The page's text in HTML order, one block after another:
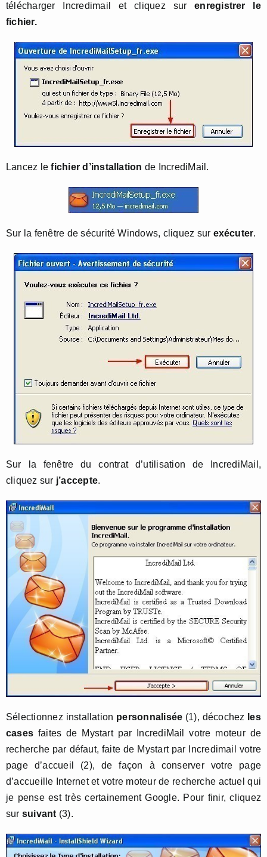
télécharger Incredimail et cliquez surenregistrer le
fichier.
Lancez le fichier d’installation de IncrediMail.
Sur la fenêtre de sécurité Windows, cliquez sur exécuter.
Sur la fenêtre du contrat d’utilisation de IncrediMail,
cliquez sur j’accepte.
Sélectionnez installation personnalisée (1), décochez les
cases faites de Mystart par IncrediMail votre moteur de
recherche par défaut, faite de Mystart par Incredimail votre
page d’accueil (2), de façon à conserver votre page
d’accueille Internet et votre moteur de recherche actuel qui
je pense est très certainement Google. Pour finir, cliquez
sur suivant (3).